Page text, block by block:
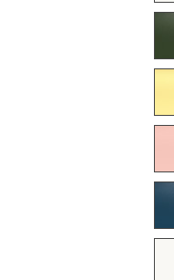
Figuren &